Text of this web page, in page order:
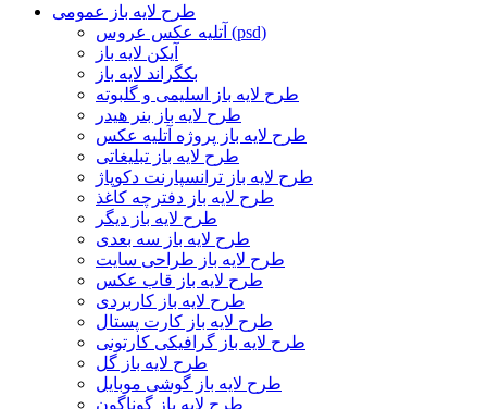
طرح لایه باز عمومی
آتلیه عکس عروس (psd)
آیکن لایه باز
بکگراند لایه باز
طرح لایه باز اسلیمی و گلبوته
طرح لایه باز بنر هیدر
طرح لایه باز پروژه آتلیه عکس
طرح لایه باز تبلیغاتی
طرح لایه باز ترانسپارنت دکوپاژ
طرح لایه باز دفترچه کاغذ
طرح لایه باز دیگر
طرح لایه باز سه بعدی
طرح لایه باز طراحی سایت
طرح لایه باز قاب عکس
طرح لایه باز کاربردی
طرح لایه باز کارت پستال
طرح لایه باز گرافیکی کارتونی
طرح لایه باز گل
طرح لایه باز گوشی موبایل
طرح لایه باز گوناگون